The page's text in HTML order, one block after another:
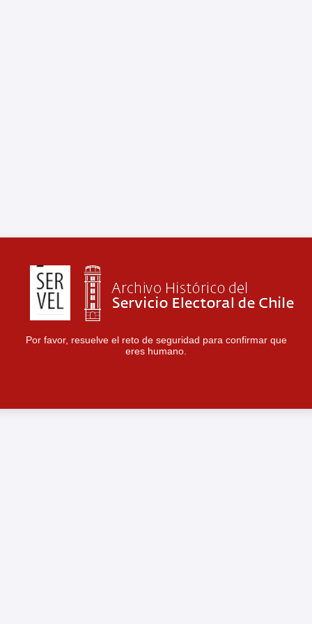
Por favor, resuelve el reto de seguridad para confirmar que
eres humano.